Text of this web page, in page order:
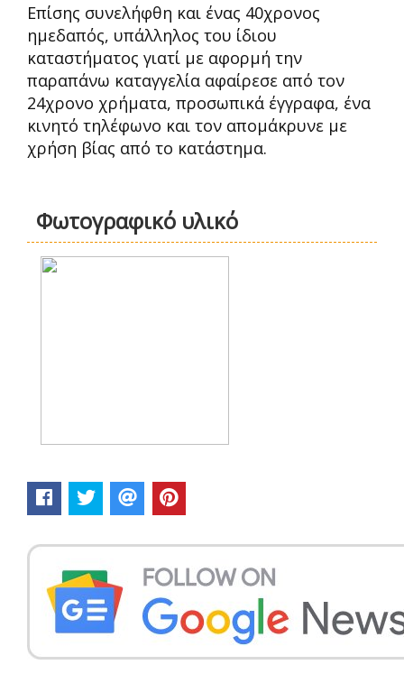
Επίσης συνελήφθη και ένας 40χρονος
ημεδαπός, υπάλληλος του ίδιου
καταστήματος γιατί με αφορμή την
παραπάνω καταγγελία αφαίρεσε από τον
24χρονο χρήματα, προσωπικά έγγραφα, ένα
κινητό τηλέφωνο και τον απομάκρυνε με
χρήση βίας από το κατάστημα.
Φωτογραφικό υλικό